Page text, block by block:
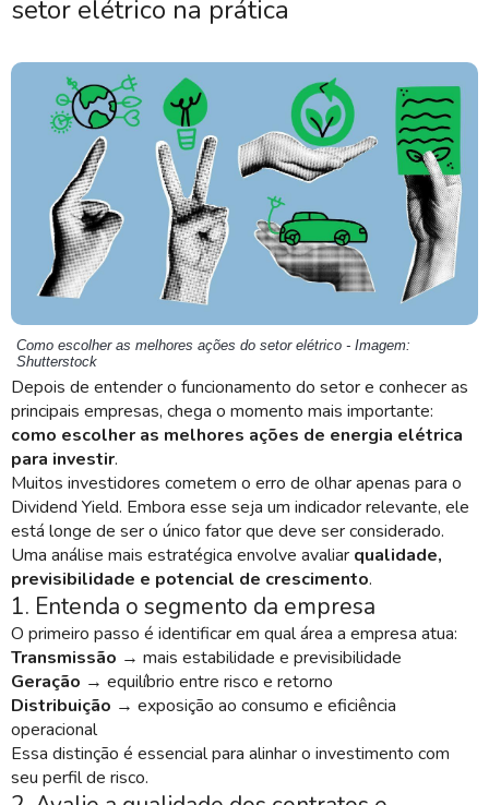
setor elétrico na prática
Como escolher as melhores ações do setor elétrico - Imagem:
Shutterstock
Depois de entender o funcionamento do setor e conhecer as
principais empresas, chega o momento mais importante:
como escolher as melhores ações de energia elétrica
para investir.
Muitos investidores cometem o erro de olhar apenas para o
Dividend Yield. Embora esse seja um indicador relevante, ele
está longe de ser o único fator que deve ser considerado.
Uma análise mais estratégica envolve avaliar qualidade,
previsibilidade e potencial de crescimento.
1. Entenda o segmento da empresa
O primeiro passo é identificar em qual área a empresa atua:
Transmissão → mais estabilidade e previsibilidade
Geração → equilíbrio entre risco e retorno
Distribuição → exposição ao consumo e eficiência
operacional
Essa distinção é essencial para alinhar o investimento com
seu perfil de risco.